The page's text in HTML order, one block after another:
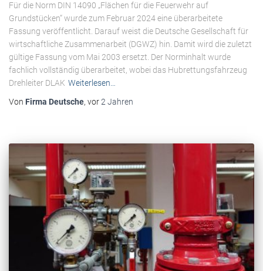
Für die Norm DIN 14090 „Flächen für die Feuerwehr auf
Grundstücken“ wurde zum Februar 2024 eine überarbeitete
Fassung veröffentlicht. Darauf weist die Deutsche Gesellschaft für
wirtschaftliche Zusammenarbeit (DGWZ) hin. Damit wird die zuletzt
gültige Fassung vom Mai 2003 ersetzt. Der Norminhalt wurde
fachlich vollständig überarbeitet, wobei das Hubrettungsfahrzeug
Drehleiter DLAK Weiterlesen…
Von Firma Deutsche, vor2 Jahren